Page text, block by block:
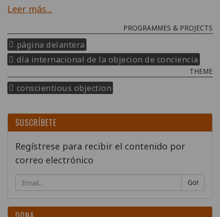
Leer más...
PROGRAMMES & PROJECTS
página delantera
día internacional de la objecion de conciencia
THEME
conscientious objection
SUSCRÍBETE
Regístrese para recibir el contenido por
correo electrónico
Go!